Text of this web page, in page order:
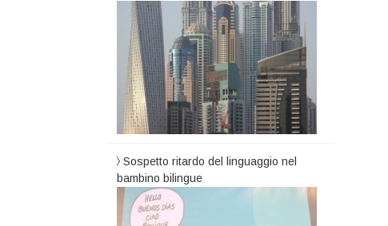
Sospetto ritardo del linguaggio nel
bambino bilingue